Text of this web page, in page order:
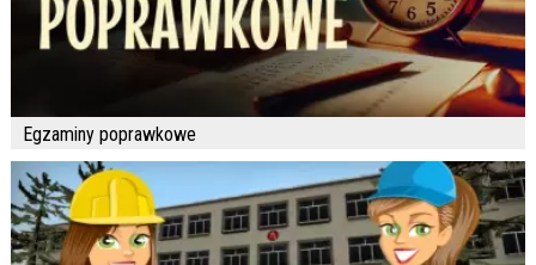
Egzaminy poprawkowe